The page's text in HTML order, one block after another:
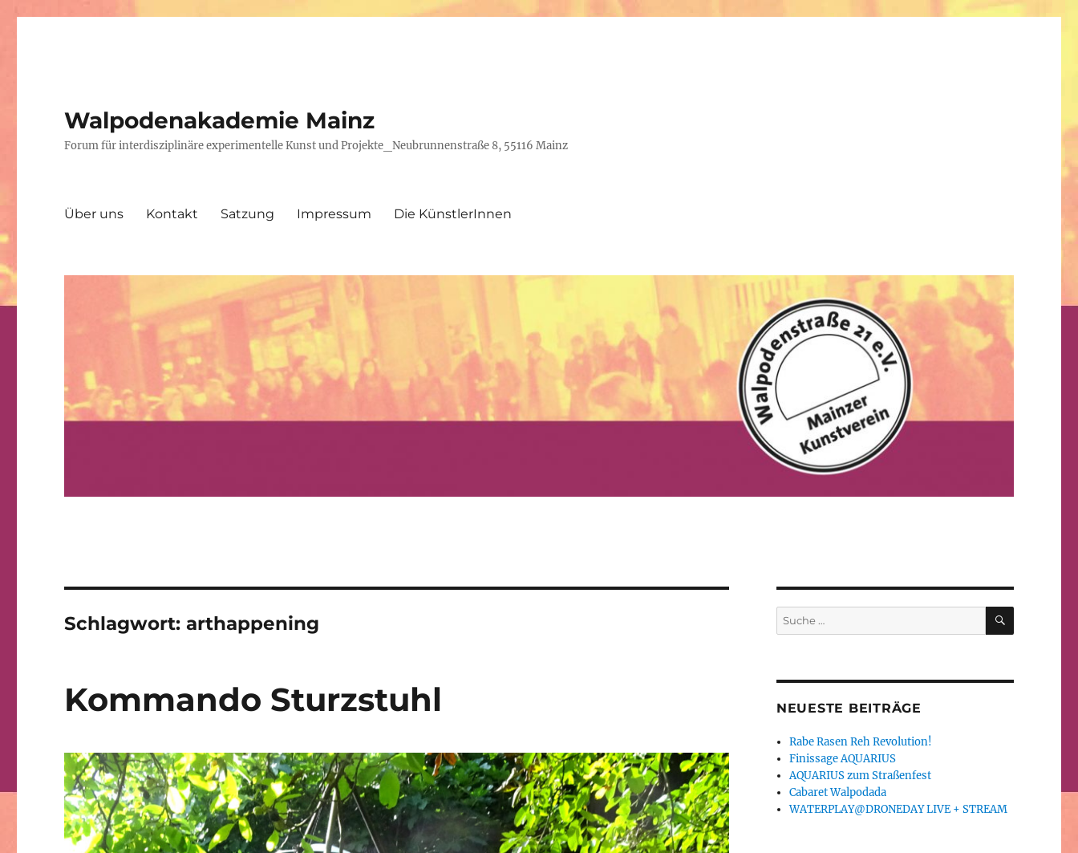
Walpodenakademie Mainz
Forum für interdisziplinäre experimentelle Kunst und Projekte_Neubrunnenstraße 8, 55116 Mainz
Über uns Kontakt Satzung Impressum Die KünstlerInnen
Schlagwort: arthappening
Kommando Sturzstuhl
Suche
nach:
SUCHE
NEUESTE BEITRÄGE
Rabe Rasen Reh Revolution!
Finissage AQUARIUS
AQUARIUS zum Straßenfest
Cabaret Walpodada
WATERPLAY@DRONEDAY LIVE + STREAM